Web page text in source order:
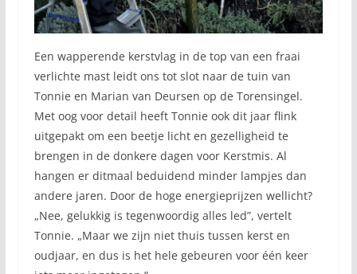
Een wapperende kerstvlag in de top van een fraai
verlichte mast leidt ons tot slot naar de tuin van
Tonnie en Marian van Deursen op de Torensingel.
Met oog voor detail heeft Tonnie ook dit jaar flink
uitgepakt om een beetje licht en gezelligheid te
brengen in de donkere dagen voor Kerstmis. Al
hangen er ditmaal beduidend minder lampjes dan
andere jaren. Door de hoge energieprijzen wellicht?
„Nee, gelukkig is tegenwoordig alles led”, vertelt
Tonnie. „Maar we zijn niet thuis tussen kerst en
oudjaar, en dus is het hele gebeuren voor één keer